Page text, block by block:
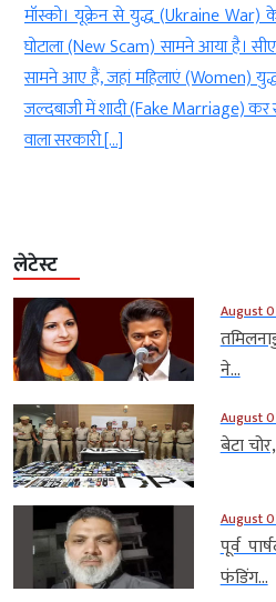
मॉस्को। यूक्रेन से युद्ध (Ukraine
घोटाला (New Scam) सामने आया है।
सामने आए हैं, जहां महिलाएं (Women)
जल्दबाजी में शादी (Fake Marriage) कर
वाला सरकारी […]
लेटेस्ट
August
ने...
August
बेटा
August
पूर्व
फंडिंग...